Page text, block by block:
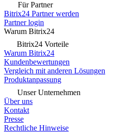
Für Partner
Bitrix24 Partner werden
Partner login
Warum Bitrix24
Bitrix24 Vorteile
Warum Bitrix24
Kundenbewertungen
Vergleich mit anderen Lösungen
Produktanpassung
Unser Unternehmen
Über uns
Kontakt
Presse
Rechtliche Hinweise